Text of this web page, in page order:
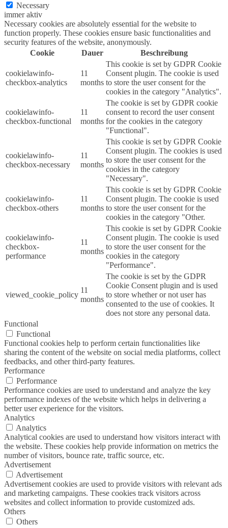
Necessary
immer aktiv
Necessary cookies are absolutely essential for the website to
function properly. These cookies ensure basic functionalities and
security features of the website, anonymously.
Cookie
Dauer Beschreibung
cookielawinfo-
checkbox-analytics
11
months
This cookie is set by GDPR Cookie
Consent plugin. The cookie is used
to store the user consent for the
cookies in the category "Analytics".
cookielawinfo-
checkbox-functional
11
months
The cookie is set by GDPR cookie
consent to record the user consent
for the cookies in the category
"Functional".
cookielawinfo-
checkbox-necessary
11
months
This cookie is set by GDPR Cookie
Consent plugin. The cookies is used
to store the user consent for the
cookies in the category
"Necessary".
cookielawinfo-
checkbox-others
11
months
This cookie is set by GDPR Cookie
Consent plugin. The cookie is used
to store the user consent for the
cookies in the category "Other.
cookielawinfo-
checkbox-
performance
11
months
This cookie is set by GDPR Cookie
Consent plugin. The cookie is used
to store the user consent for the
cookies in the category
"Performance".
viewed_cookie_policy
11
months
The cookie is set by the GDPR
Cookie Consent plugin and is used
to store whether or not user has
consented to the use of cookies. It
does not store any personal data.
Functional
Functional
Functional cookies help to perform certain functionalities like
sharing the content of the website on social media platforms, collect
feedbacks, and other third-party features.
Performance
Performance
Performance cookies are used to understand and analyze the key
performance indexes of the website which helps in delivering a
better user experience for the visitors.
Analytics
Analytics
Analytical cookies are used to understand how visitors interact with
the website. These cookies help provide information on metrics the
number of visitors, bounce rate, traffic source, etc.
Advertisement
Advertisement
Advertisement cookies are used to provide visitors with relevant ads
and marketing campaigns. These cookies track visitors across
websites and collect information to provide customized ads.
Others
Others